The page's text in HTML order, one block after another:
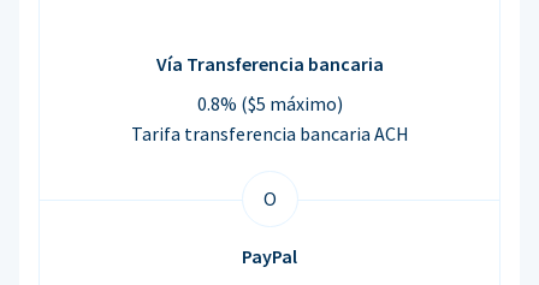
Vía Transferencia bancaria
0.8% ($5 máximo)
Tarifa transferencia bancaria ACH
O
PayPal